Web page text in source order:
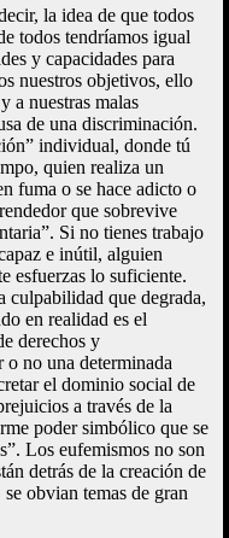
la idea de que todos
todos tendríamos igual
y capacidades para
nuestros objetivos, ello
a nuestras malas
de una discriminación.
individual, donde tú
quien realiza un
fuma o se hace adicto o
que sobrevive
Si no tienes trabajo
e inútil, alguien
esfuerzas lo suficiente.
culpabilidad que degrada,
en realidad es el
derechos y
o no una determinada
el dominio social de
a través de la
poder simbólico que se
Los eufemismos no son
detrás de la creación de
obvian temas de gran